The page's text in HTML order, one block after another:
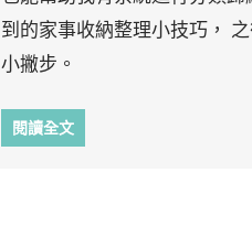
到的家事收納整理小技巧，
小撇步。
閱讀全文